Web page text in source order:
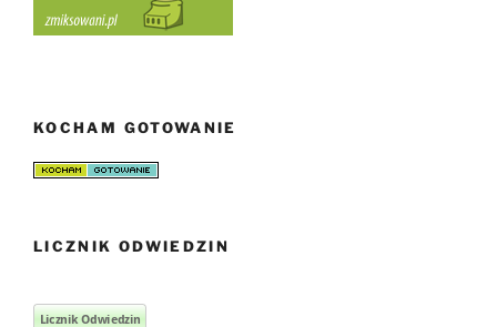
KOCHAM GOTOWANIE
LICZNIK ODWIEDZIN